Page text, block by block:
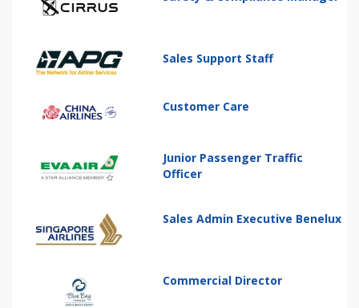
Sales Support Staff
Customer Care
Junior Passenger Traffic
Officer
Sales Admin Executive Benelux
Commercial Director